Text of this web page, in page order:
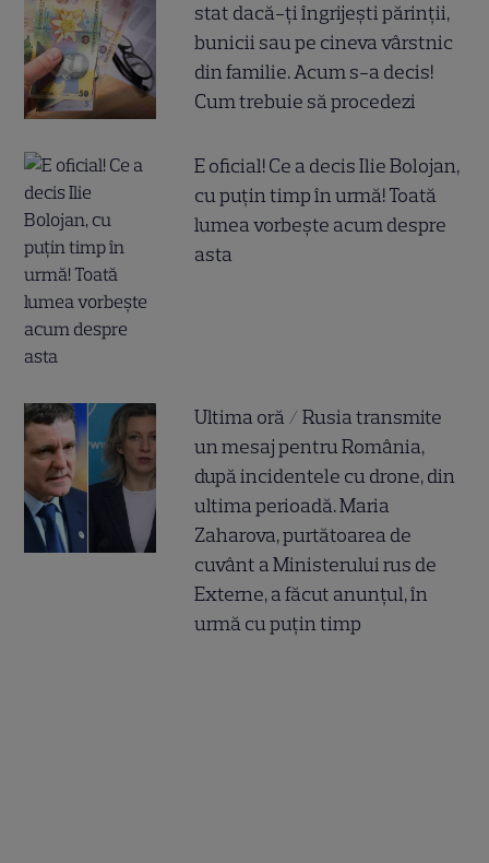
stat dacă-ți îngrijești părinții,
bunicii sau pe cineva vârstnic
din familie. Acum s-a decis!
Cum trebuie să procedezi
E oficial! Ce a decis Ilie Bolojan,
cu puțin timp în urmă! Toată
lumea vorbește acum despre
asta
Ultima oră / Rusia transmite
un mesaj pentru România,
după incidentele cu drone, din
ultima perioadă. Maria
Zaharova, purtătoarea de
cuvânt a Ministerului rus de
Externe, a făcut anunțul, în
urmă cu puțin timp